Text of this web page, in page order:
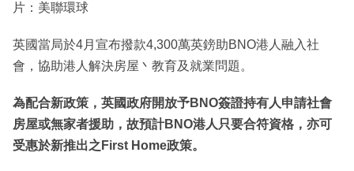
片：美聯環球
英國當局於4月宣布撥款4,300萬英鎊助BNO港人融入社
會，協助港人解決房屋丶教育及就業問題。
為配合新政策，英國政府開放予BNO簽證持有人申請社會
房屋或無家者援助，故預計BNO港人只要合符資格，亦可
受惠於新推出之First Home政策。